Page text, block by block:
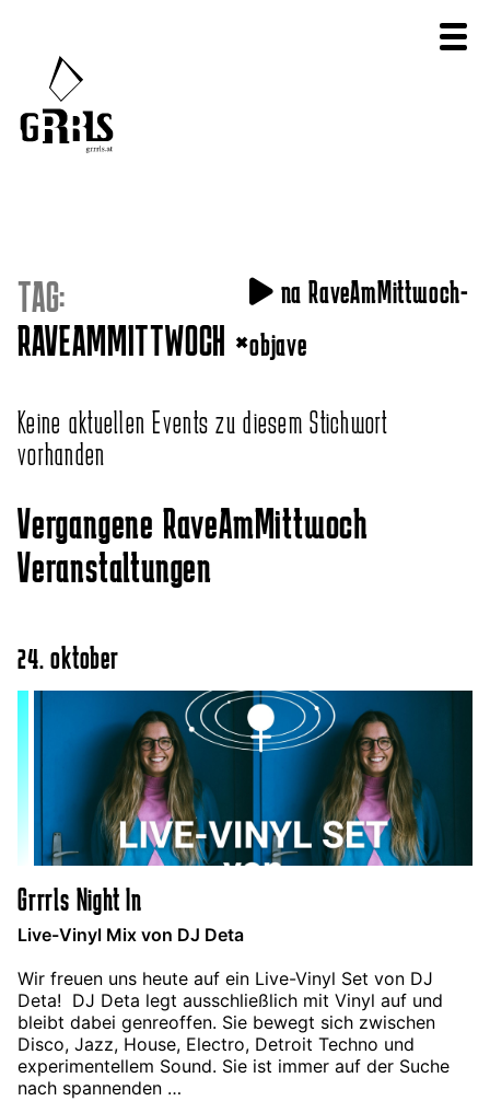
TAG:
RAVEAMMITTWOCH ×
na RaveAmMittwoch-
objave
Keine aktuellen Events zu diesem Stichwort
vorhanden
Vergangene RaveAmMittwoch
Veranstaltungen
24. oktober
Grrrls Night In
Live-Vinyl Mix von DJ Deta
Wir freuen uns heute auf ein Live-Vinyl Set von DJ
Deta! DJ Deta legt ausschließlich mit Vinyl auf und
bleibt dabei genreoffen. Sie bewegt sich zwischen
Disco, Jazz, House, Electro, Detroit Techno und
experimentellem Sound. Sie ist immer auf der Suche
nach spannenden …